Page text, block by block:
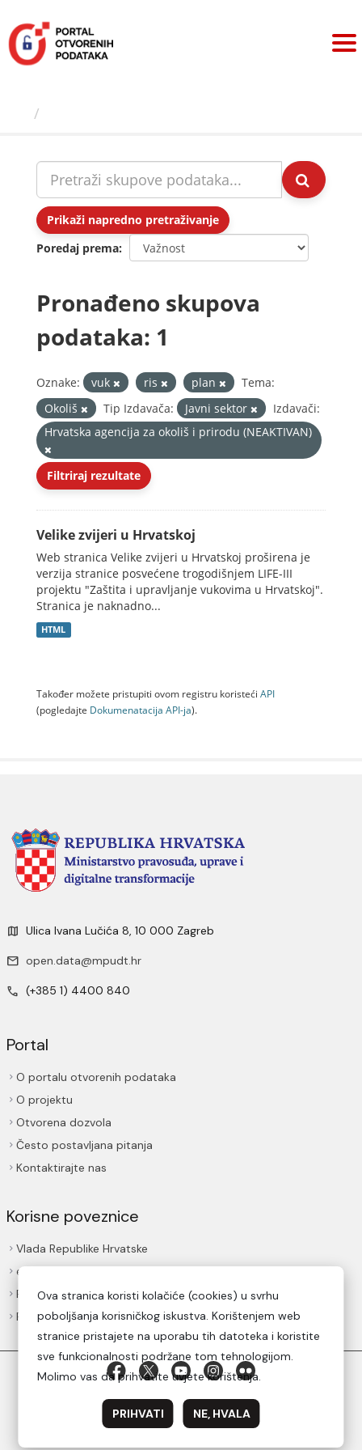
sadržaj
Prikaži napredno pretraživanje
Poredaj prema
Pronađeno skupova
podataka: 1
Oznake: vuk ris plan
Tema:
Okoliš
Tip Izdavača: Javni sektor
Izdavači:
Hrvatska agencija za okoliš i prirodu (NEAKTIVAN)
Filtriraj rezultate
Velike zvijeri u Hrvatskoj
Web stranica Velike zvijeri u Hrvatskoj proširena je
verzija stranice posvećene trogodišnjem LIFE-III
projektu "Zaštita i upravljanje vukovima u Hrvatskoj".
Stranica je naknadno...
HTML
Također možete pristupiti ovom registru koristeći API
(pogledajte Dokumenаtаcijа API-jа).